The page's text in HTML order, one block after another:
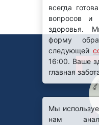
Мы
нам